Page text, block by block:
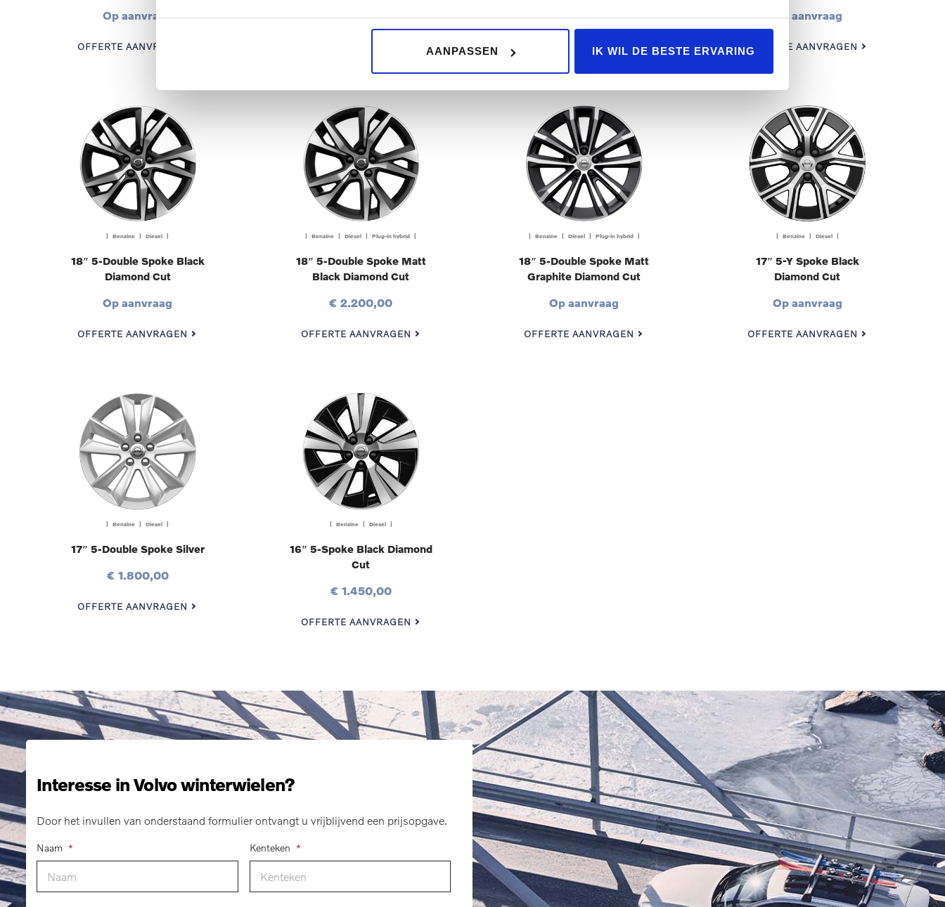
AANPASSEN IK WIL DE BESTE ERVARING
Op aanvraag
OFFERTE AANVRAGEN
€ 2.100,00 € 2.100,00
OFFERTE AANVRAGEN
Op aanvraag
OFFERTE AANVRAGEN
| Benzine | Diesel |
18″ 5-Double Spoke Black
Diamond Cut
Op aanvraag
OFFERTE AANVRAGEN
| Benzine | Diesel | Plug-in hybrid |
18″ 5-Double Spoke Matt
Black Diamond Cut
€ 2.200,00
OFFERTE AANVRAGEN
| Benzine | Diesel | Plug-in hybrid |
18″ 5-Double Spoke Matt
Graphite Diamond Cut
Op aanvraag
OFFERTE AANVRAGEN
| Benzine | Diesel |
17″ 5-Y Spoke Black
Diamond Cut
Op aanvraag
OFFERTE AANVRAGEN
| Benzine | Diesel |
17″ 5-Double Spoke Silver
€ 1.800,00
OFFERTE AANVRAGEN
| Benzine | Diesel |
16″ 5-Spoke Black Diamond
Cut
€ 1.450,00
OFFERTE AANVRAGEN
Interesse in Volvo winterwielen?
Door het invullen van onderstaand formulier ontvangt u vrijblijvend een prijsopgave.
Naam * Kenteken *